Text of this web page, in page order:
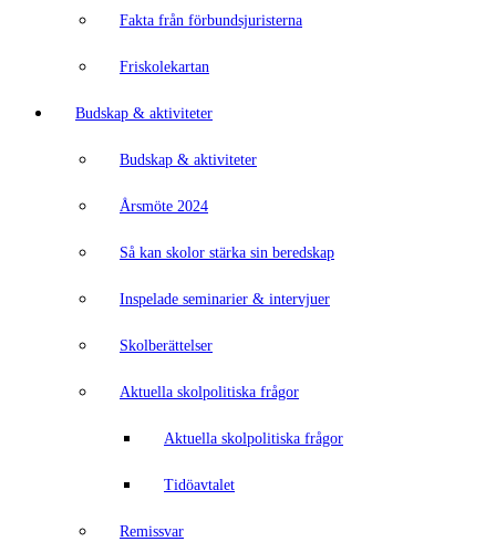
Fakta från förbundsjuristerna
Friskolekartan
Budskap & aktiviteter
Budskap & aktiviteter
Årsmöte 2024
Så kan skolor stärka sin beredskap
Inspelade seminarier & intervjuer
Skolberättelser
Aktuella skolpolitiska frågor
Aktuella skolpolitiska frågor
Tidöavtalet
Remissvar